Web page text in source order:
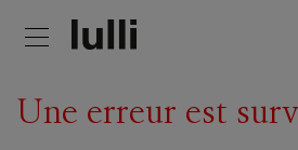
Une erreur est